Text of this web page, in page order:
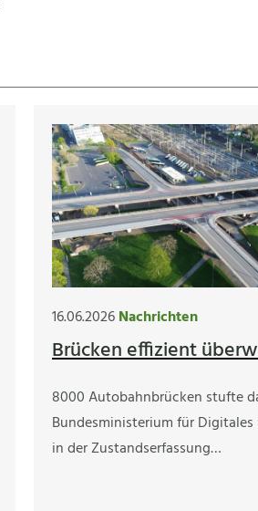
16.06.2026Nachrichten
Brücken effizient
8000 Autobahnbrücken stufte
Bundesministerium für
in der Zustandserfassung…